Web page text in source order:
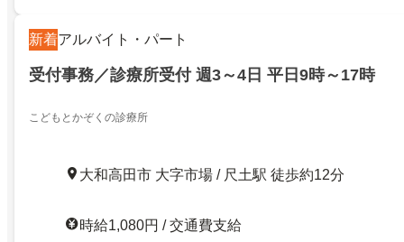
新着アルバイト・パート
受付事務／診療所受付 週3～4日 平日9時～17時
こどもとかぞくの診療所
大和高田市 大字市場 / 尺土駅 徒歩約12分
時給1,080円 / 交通費支給